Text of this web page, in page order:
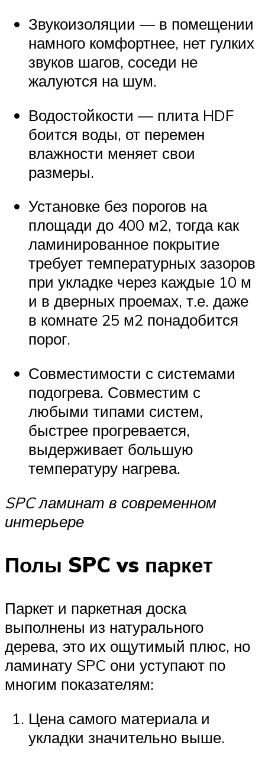
Звукоизоляции — в помещении
намного комфортнее, нет гулких
звуков шагов, соседи не
жалуются на шум.
Водостойкости — плита HDF
боится воды, от перемен
влажности меняет свои
размеры.
Установке без порогов на
площади до 400 м2, тогда как
ламинированное покрытие
требует температурных зазоров
при укладке через каждые 10 м
и в дверных проемах, т.е. даже
в комнате 25 м2 понадобится
порог.
Совместимости с системами
подогрева. Совместим с
любыми типами систем,
быстрее прогревается,
выдерживает большую
температуру нагрева.
SPC ламинат в современном
интерьере
Полы SPC vs паркет
Паркет и паркетная доска
выполнены из натурального
дерева, это их ощутимый плюс, но
ламинату SPC они уступают по
многим показателям:
Цена самого материала и
укладки значительно выше.